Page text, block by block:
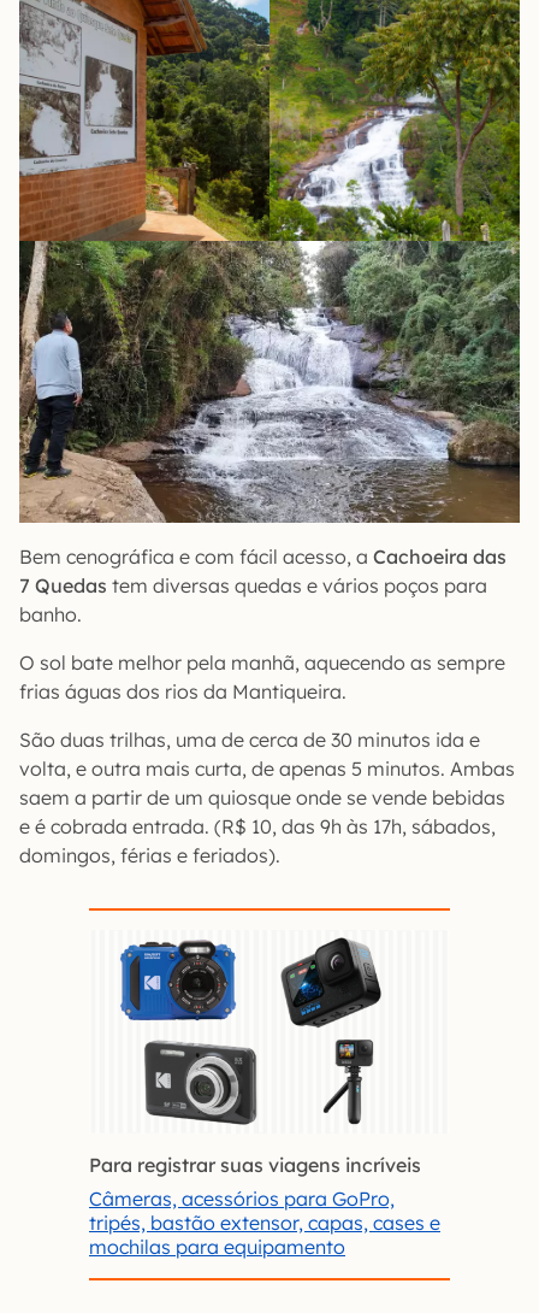
Bem cenográfica e com fácil acesso, a Cachoeira das
7 Quedas tem diversas quedas e vários poços para
banho.
O sol bate melhor pela manhã, aquecendo as sempre
frias águas dos rios da Mantiqueira.
São duas trilhas, uma de cerca de 30 minutos ida e
volta, e outra mais curta, de apenas 5 minutos. Ambas
saem a partir de um quiosque onde se vende bebidas
e é cobrada entrada. (R$ 10, das 9h às 17h, sábados,
domingos, férias e feriados).
Para registrar suas viagens incríveis
Câmeras, acessórios para GoPro,
tripés, bastão extensor, capas, cases e
mochilas para equipamento